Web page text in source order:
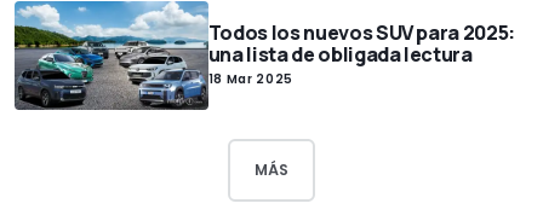
Todos los nuevos SUV para 2025:
una lista de obligada lectura
18 Mar 2025
MÁS